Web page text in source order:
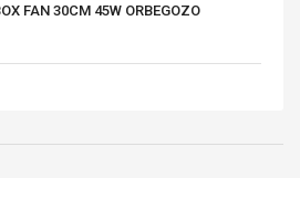
FAN 30CM 45W ORBEGOZO